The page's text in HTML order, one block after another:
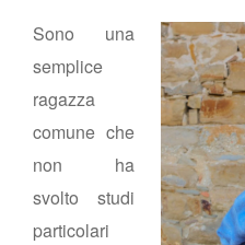
Sono una
semplice
ragazza
comune che
non ha
svolto studi
particolari